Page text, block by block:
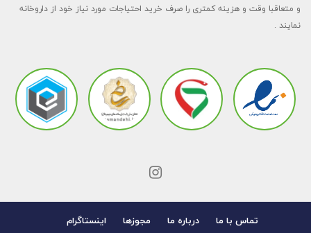
و متعاقبا وقت و هزینه کمتری را صرف خرید احتیاجات مورد نیاز خود از داروخانه
نمایند .
تماس با ما درباره ما مجوزها اینستاگرام